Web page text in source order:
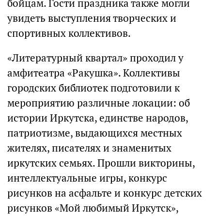
бойцам. Гости праздника также могли
увидеть выступления творческих и
спортивных коллективов.
«Литературный квартал» проходил у
амфитеатра «Ракушка». Коллективы
городских библиотек подготовили к
мероприятию различные локации: об
истории Иркутска, единстве народов,
патриотизме, выдающихся местных
жителях, писателях и знаменитых
иркутских семьях. Прошли викторины,
интеллектуальные игры, конкурс
рисунков на асфальте и конкурс детских
рисунков «Мой любимый Иркутск»,